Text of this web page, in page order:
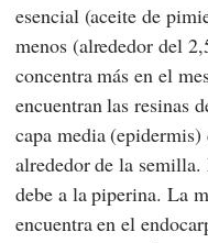
esencial (aceite de
menos (alrededor del
concentra más en el
encuentran las resinas
capa media
alrededor de la
debe a la piperina. La
encuentra en el